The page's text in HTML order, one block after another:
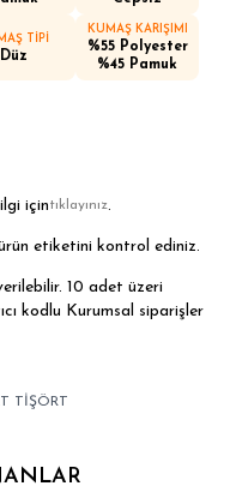
TİPİ
Düz
KUMAŞ KARIŞIMI
%55 Polyester
%45 Pamuk
içintıklayınız.
etiketini kontrol ediniz.
10 adet üzeri
kodlu Kurumsal siparişler
TİŞÖRT